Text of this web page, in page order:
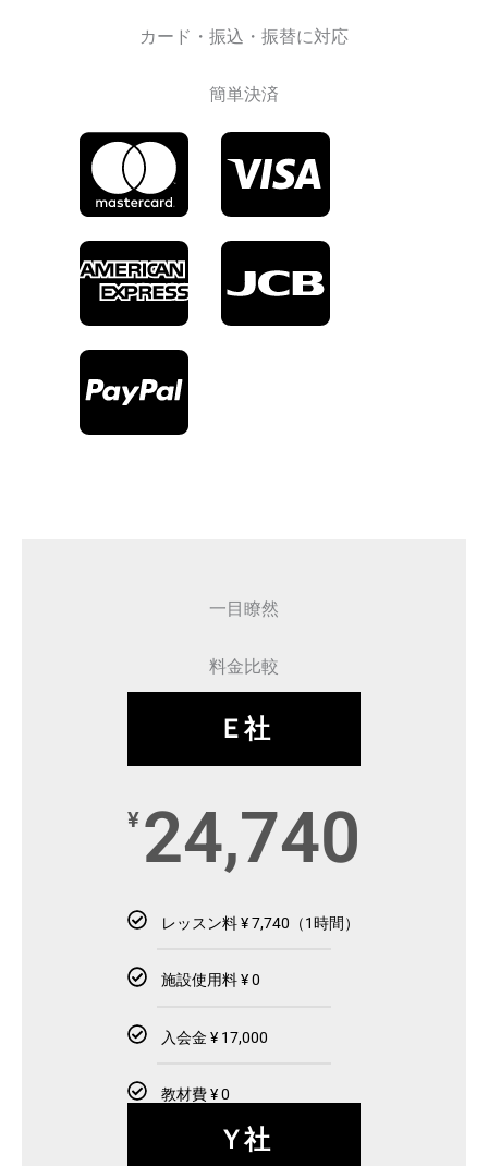
カード・振込・振替に対応
簡単決済
一目瞭然
料金比較
Ｅ社
¥ 24,740
レッスン料 ¥ 7,740（1時間）
施設使用料 ¥ 0
入会金 ¥ 17,000
教材費 ¥ 0
Ｙ社